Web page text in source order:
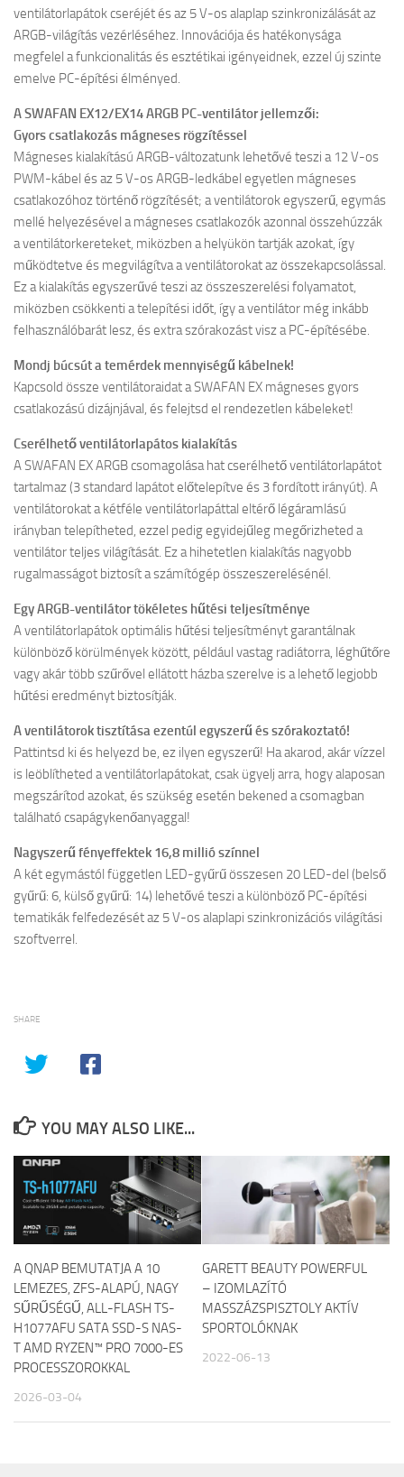
ventilátorlapátok cseréjét és az 5 V-os alaplap szinkronizálását az
ARGB-világítás vezérléséhez. Innovációja és hatékonysága
megfelel a funkcionalitás és esztétikai igényeidnek, ezzel új szinte
emelve PC-építési élményed.
A SWAFAN EX12/EX14 ARGB PC-ventilátor jellemzői:
Gyors csatlakozás mágneses rögzítéssel
Mágneses kialakítású ARGB-változatunk lehetővé teszi a 12 V-os
PWM-kábel és az 5 V-os ARGB-ledkábel egyetlen mágneses
csatlakozóhoz történő rögzítését; a ventilátorok egyszerű, egymás
mellé helyezésével a mágneses csatlakozók azonnal összehúzzák
a ventilátorkereteket, miközben a helyükön tartják azokat, így
működtetve és megvilágítva a ventilátorokat az összekapcsolással.
Ez a kialakítás egyszerűvé teszi az összeszerelési folyamatot,
miközben csökkenti a telepítési időt, így a ventilátor még inkább
felhasználóbarát lesz, és extra szórakozást visz a PC-építésébe.
Mondj búcsút a temérdek mennyiségű kábelnek!
Kapcsold össze ventilátoraidat a SWAFAN EX mágneses gyors
csatlakozású dizájnjával, és felejtsd el rendezetlen kábeleket!
Cserélhető ventilátorlapátos kialakítás
A SWAFAN EX ARGB csomagolása hat cserélhető ventilátorlapátot
tartalmaz (3 standard lapátot előtelepítve és 3 fordított irányút). A
ventilátorokat a kétféle ventilátorlapáttal eltérő légáramlású
irányban telepítheted, ezzel pedig egyidejűleg megőrizheted a
ventilátor teljes világítását. Ez a hihetetlen kialakítás nagyobb
rugalmasságot biztosít a számítógép összeszerelésénél.
Egy ARGB-ventilátor tökéletes hűtési teljesítménye
A ventilátorlapátok optimális hűtési teljesítményt garantálnak
különböző körülmények között, például vastag radiátorra, léghűtőre
vagy akár több szűrővel ellátott házba szerelve is a lehető legjobb
hűtési eredményt biztosítják.
A ventilátorok tisztítása ezentúl egyszerű és szórakoztató!
Pattintsd ki és helyezd be, ez ilyen egyszerű! Ha akarod, akár vízzel
is leöblítheted a ventilátorlapátokat, csak ügyelj arra, hogy alaposan
megszárítod azokat, és szükség esetén bekened a csomagban
található csapágykenőanyaggal!
Nagyszerű fényeffektek 16,8 millió színnel
A két egymástól független LED-gyűrű összesen 20 LED-del (belső
gyűrű: 6, külső gyűrű: 14) lehetővé teszi a különböző PC-építési
tematikák felfedezését az 5 V-os alaplapi szinkronizációs világítási
szoftverrel.
SHARE
YOU MAY ALSO LIKE...
A QNAP BEMUTATJA A 10
LEMEZES, ZFS-ALAPÚ, NAGY
SŰRŰSÉGŰ, ALL-FLASH TS-
H1077AFU SATA SSD-S NAS-
T AMD RYZEN™ PRO 7000-ES
PROCESSZOROKKAL
2026-03-04
GARETT BEAUTY POWERFUL
– IZOMLAZÍTÓ
MASSZÁZSPISZTOLY AKTÍV
SPORTOLÓKNAK
2022-06-13